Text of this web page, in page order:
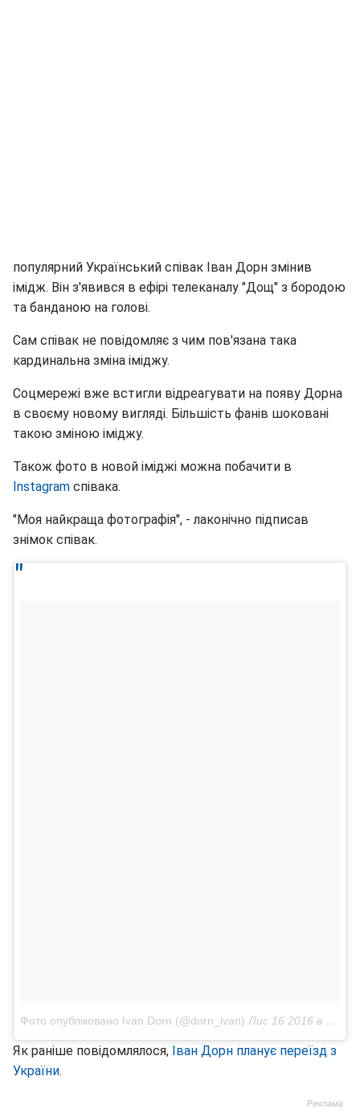
популярний Український співак Іван Дорн змінив
імідж. Він з'явився в ефірі телеканалу "Дощ" з бородою
та банданою на голові.
Сам співак не повідомляє з чим пов'язана така
кардинальна зміна іміджу.
Соцмережі вже встигли відреагувати на появу Дорна
в своєму новому вигляді. Більшість фанів шоковані
такою зміною іміджу.
Також фото в новой іміджі можна побачити в
Instagram співака.
"Моя найкраща фотографія", - лаконічно підписав
знімок співак.
Фото опубліковано Ivan Dorn (@dorn_ivan) Лис 16 2016 в 4:10 PST
Як раніше повідомлялося, Іван Дорн планує переїзд з
України.